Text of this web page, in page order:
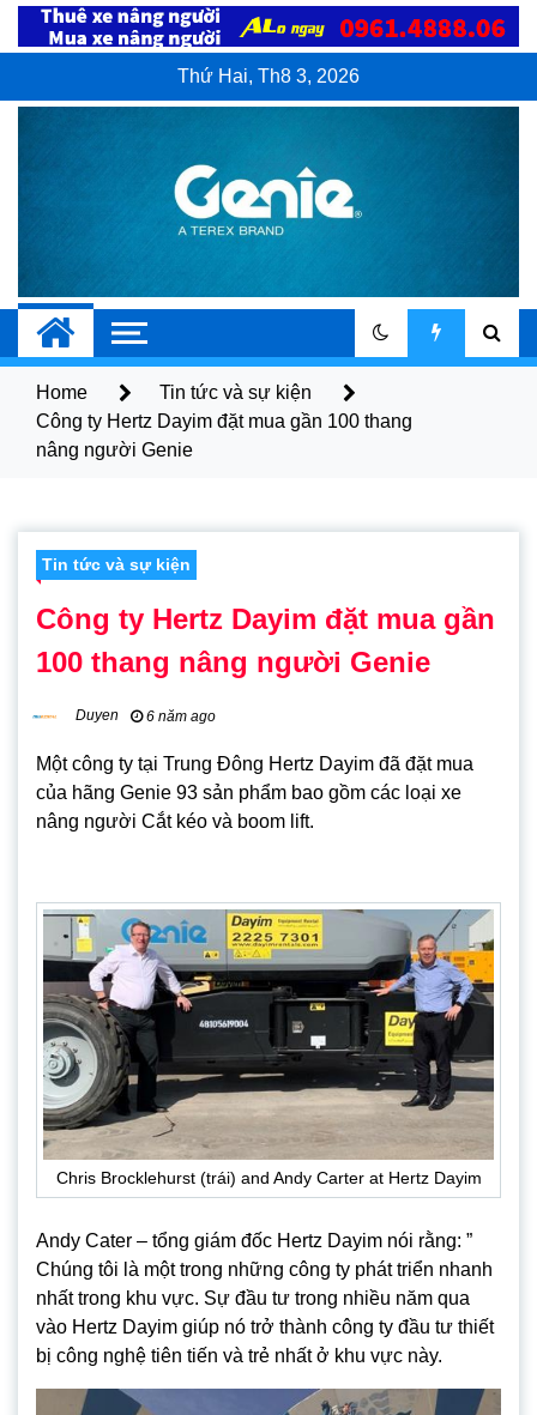
Skip
Thứ Hai, Th8 3, 2026
Xe Nâng Người
Genie
Dịch vụ bán và cho thuê xe nâng người
Genie
Home
Tin tức và sự kiện
Công ty Hertz Dayim đặt mua gần 100 thang
nâng người Genie
Tin tức và sự kiện
Công ty Hertz Dayim đặt mua gần
100 thang nâng người Genie
Duyen 6 năm ago
Một công ty tại Trung Đông Hertz Dayim đã đặt mua
của hãng Genie 93 sản phẩm bao gồm các loại xe
nâng người Cắt kéo và boom lift.
Chris Brocklehurst (trái) and Andy Carter at Hertz Dayim
Andy Cater – tổng giám đốc Hertz Dayim nói rằng: ”
Chúng tôi là một trong những công ty phát triển nhanh
nhất trong khu vực. Sự đầu tư trong nhiều năm qua
vào Hertz Dayim giúp nó trở thành công ty đầu tư thiết
bị công nghệ tiên tiến và trẻ nhất ở khu vực này.